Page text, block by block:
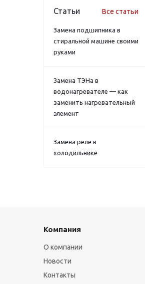
Статьи Все статьи
Замена подшипника в
стиральной машине своими
руками
Замена ТЭНа в
водонагревателе — как
заменить нагревательный
элемент
Замена реле в
холодильнике
Компания
О компании
Новости
Контакты